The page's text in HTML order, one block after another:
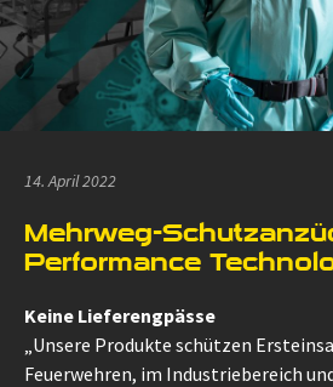
14. April 2022
Mehrweg-
Performance
Keine Lieferengpässe
„Unsere Produkte schützen
Feuerwehren, im Industriebereich